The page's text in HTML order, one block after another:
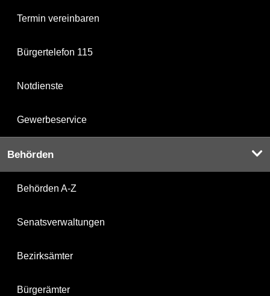
Termin vereinbaren
Bürgertelefon 115
Notdienste
Gewerbeservice
Behörden
Behörden A-Z
Senatsverwaltungen
Bezirksämter
Bürgerämter